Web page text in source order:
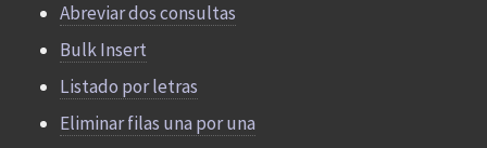
Abreviar dos consultas
Bulk Insert
Listado por letras
Eliminar filas una por una